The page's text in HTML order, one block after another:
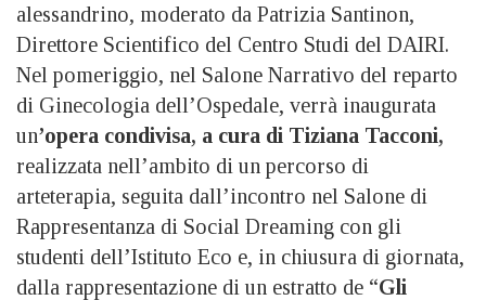
alessandrino, moderato da Patrizia Santinon,
Direttore Scientifico del Centro Studi del DAIRI.
Nel pomeriggio, nel Salone Narrativo del reparto
di Ginecologia dell’Ospedale, verrà inaugurata
un’opera condivisa, a cura di Tiziana Tacconi,
realizzata nell’ambito di un percorso di
arteterapia, seguita dall’incontro nel Salone di
Rappresentanza di Social Dreaming con gli
studenti dell’Istituto Eco e, in chiusura di giornata,
dalla rappresentazione di un estratto de “Gli